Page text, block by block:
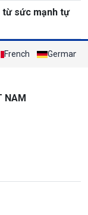
từ sức mạnh tự
French German
NAM